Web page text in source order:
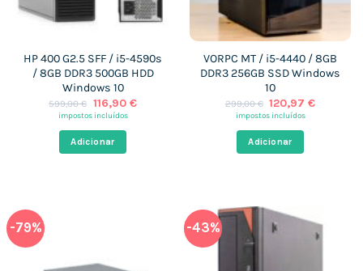
HP 400 G2.5 SFF / i5-4590s
/ 8GB DDR3 500GB HDD
Windows 10
599,00€ O
preço
era:
599,00 €.
116,90 €O
impostos incluídos
Adicionar
VORPC MT / i5-4440 / 8GB
DDR3 256GB SSD Windows
10
299,00€ O
preço
era:
299,00 €.
120,97€O
impostos incluídos
Adicionar
-79% -43%